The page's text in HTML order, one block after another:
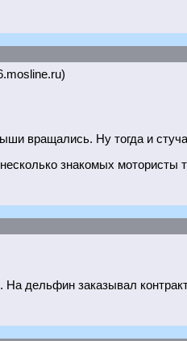
вращались. Ну тогда и
знакомых мотористы
дельфин заказывал